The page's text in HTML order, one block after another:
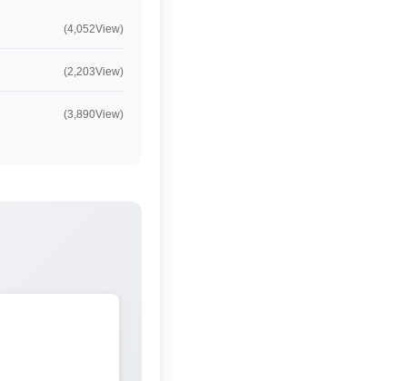
(4,052View)
(2,203View)
(3,890View)